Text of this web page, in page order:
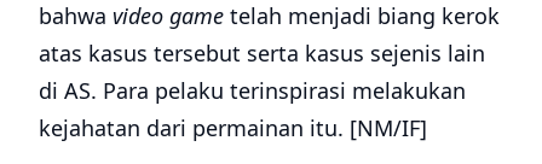
bahwa video game telah menjadi biang kerok
atas kasus tersebut serta kasus sejenis lain
di AS. Para pelaku terinspirasi melakukan
kejahatan dari permainan itu. [NM/IF]